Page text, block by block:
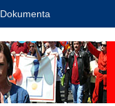
Dokumenta